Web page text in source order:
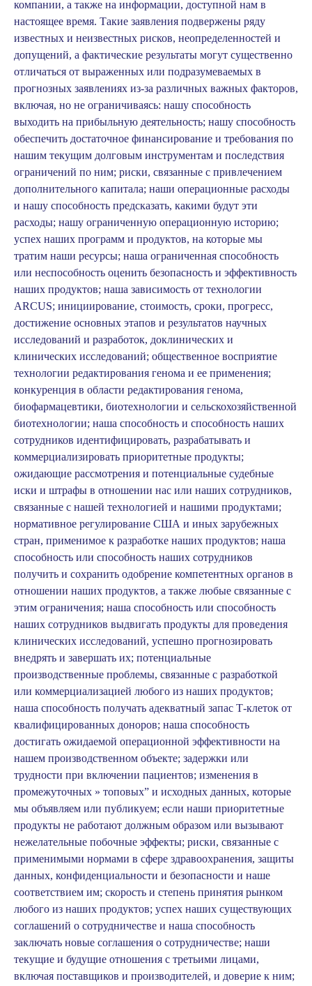
компании, а также на информации, доступной нам в
настоящее время. Такие заявления подвержены ряду
известных и неизвестных рисков, неопределенностей и
допущений, а фактические результаты могут существенно
отличаться от выраженных или подразумеваемых в
прогнозных заявлениях из-за различных важных факторов,
включая, но не ограничиваясь: нашу способность
выходить на прибыльную деятельность; нашу способность
обеспечить достаточное финансирование и требования по
нашим текущим долговым инструментам и последствия
ограничений по ним; риски, связанные с привлечением
дополнительного капитала; наши операционные расходы
и нашу способность предсказать, какими будут эти
расходы; нашу ограниченную операционную историю;
успех наших программ и продуктов, на которые мы
тратим наши ресурсы; наша ограниченная способность
или неспособность оценить безопасность и эффективность
наших продуктов; наша зависимость от технологии
ARCUS; инициирование, стоимость, сроки, прогресс,
достижение основных этапов и результатов научных
исследований и разработок, доклинических и
клинических исследований; общественное восприятие
технологии редактирования генома и ее применения;
конкуренция в области редактирования генома,
биофармацевтики, биотехнологии и сельскохозяйственной
биотехнологии; наша способность и способность наших
сотрудников идентифицировать, разрабатывать и
коммерциализировать приоритетные продукты;
ожидающие рассмотрения и потенциальные судебные
иски и штрафы в отношении нас или наших сотрудников,
связанные с нашей технологией и нашими продуктами;
нормативное регулирование США и иных зарубежных
стран, применимое к разработке наших продуктов; наша
способность или способность наших сотрудников
получить и сохранить одобрение компетентных органов в
отношении наших продуктов, а также любые связанные с
этим ограничения; наша способность или способность
наших сотрудников выдвигать продукты для проведения
клинических исследований, успешно прогнозировать
внедрять и завершать их; потенциальные
производственные проблемы, связанные с разработкой
или коммерциализацией любого из наших продуктов;
наша способность получать адекватный запас Т-клеток от
квалифицированных доноров; наша способность
достигать ожидаемой операционной эффективности на
нашем производственном объекте; задержки или
трудности при включении пациентов; изменения в
промежуточных » топовых” и исходных данных, которые
мы объявляем или публикуем; если наши приоритетные
продукты не работают должным образом или вызывают
нежелательные побочные эффекты; риски, связанные с
применимыми нормами в сфере здравоохранения, защиты
данных, конфиденциальности и безопасности и наше
соответствием им; скорость и степень принятия рынком
любого из наших продуктов; успех наших существующих
соглашений о сотрудничестве и наша способность
заключать новые соглашения о сотрудничестве; наши
текущие и будущие отношения с третьими лицами,
включая поставщиков и производителей, и доверие к ним;